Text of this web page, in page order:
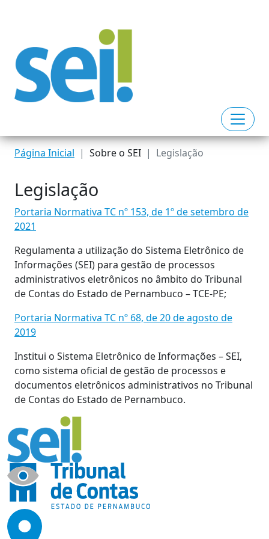
Página Inicial Sobre o SEI Legislação
Legislação
Portaria Normativa TC nº 153, de 1º de setembro de
2021
Regulamenta a utilização do Sistema Eletrônico de
Informações (SEI) para gestão de processos
administrativos eletrônicos no âmbito do Tribunal
de Contas do Estado de Pernambuco – TCE-PE;
Portaria Normativa TC nº 68, de 20 de agosto de
2019
Institui o Sistema Eletrônico de Informações – SEI,
como sistema oficial de gestão de processos e
documentos eletrônicos administrativos no Tribunal
de Contas do Estado de Pernambuco.